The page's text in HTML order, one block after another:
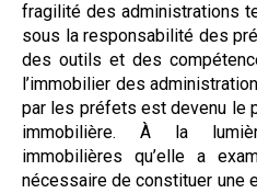
fragilité des administrations
sous la responsabilité des
des outils et des
l’immobilier des
par les préfets est devenu le
immobilière. À la
immobilières qu’elle a
nécessaire de constituer une